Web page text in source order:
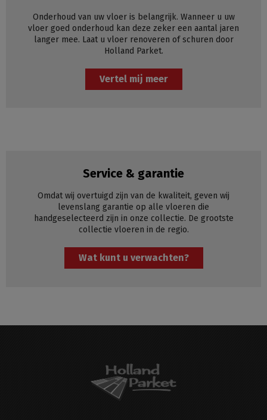
Onderhoud van uw vloer is belangrijk. Wanneer u uw
vloer goed onderhoud kan deze zeker een aantal jaren
langer mee. Laat u vloer renoveren of schuren door
Holland Parket.
Vertel mij meer
Service & garantie
Omdat wij overtuigd zijn van de kwaliteit, geven wij
levenslang garantie op alle vloeren die
handgeselecteerd zijn in onze collectie. De grootste
collectie vloeren in de regio.
Wat kunt u verwachten?